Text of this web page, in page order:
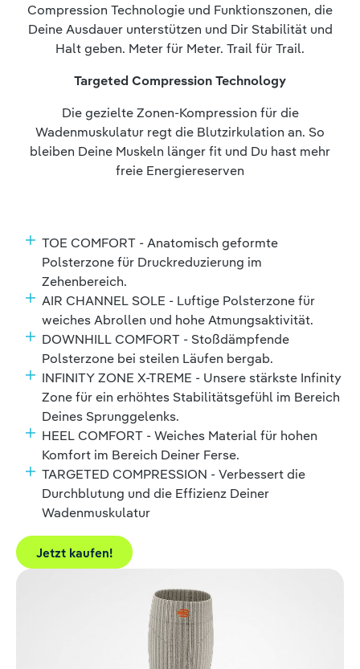
Compression Technologie und Funktionszonen, die
Deine Ausdauer unterstützen und Dir Stabilität und
Halt geben. Meter für Meter. Trail für Trail.
Targeted Compression Technology
Die gezielte Zonen-Kompression für die
Wadenmuskulatur regt die Blutzirkulation an. So
bleiben Deine Muskeln länger fit und Du hast mehr
freie Energiereserven
TOE COMFORT - Anatomisch geformte
Polsterzone für Druckreduzierung im
Zehenbereich.
AIR CHANNEL SOLE - Luftige Polsterzone für
weiches Abrollen und hohe Atmungsaktivität.
DOWNHILL COMFORT - Stoßdämpfende
Polsterzone bei steilen Läufen bergab.
INFINITY ZONE X-TREME - Unsere stärkste Infinity
Zone für ein erhöhtes Stabilitätsgefühl im Bereich
Deines Sprunggelenks.
HEEL COMFORT - Weiches Material für hohen
Komfort im Bereich Deiner Ferse.
TARGETED COMPRESSION - Verbessert die
Durchblutung und die Effizienz Deiner
Wadenmuskulatur
Jetzt kaufen!